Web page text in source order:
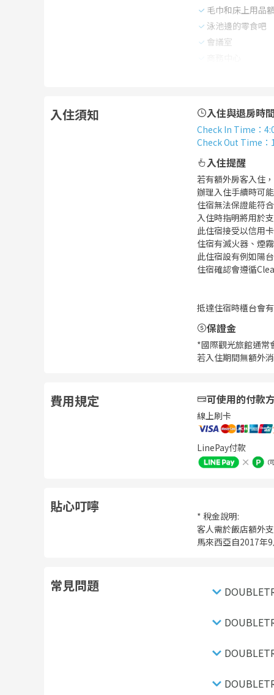
毛巾和床上用品
泳池邊的零食吧
會議室
入住須知 入住與退房時
Check In Time ：
Check Out Time ：
入住提醒
若有額外房客入住
辦理入住手續時可
住宿無法保證能符
入住時指明將用於
此住宿接受以信用
住宿有滅火器、煙
此住宿設有例如陽
住宿確認會遵循
抵達住宿時櫃台會
保證金
*國際觀光旅館通常
若入住期間無額外
費用規定 可使用的付款
線上刷卡
LinePay付款
貼心叮嚀
* 稅金說明:
客人需於飯店額外
馬來西亞自2017年
常見問題